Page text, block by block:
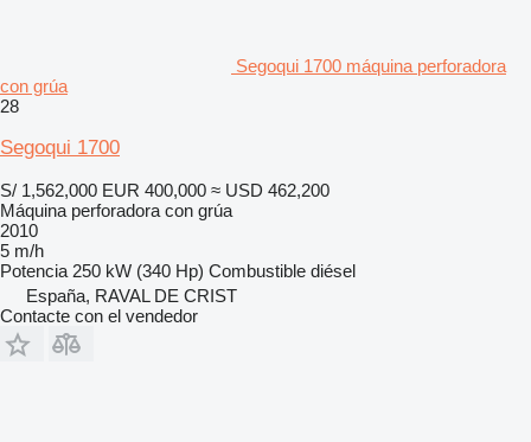
Segoqui 1700 máquina perforadora
con grúa
28
Segoqui 1700
S/ 1,562,000 EUR 400,000 ≈ USD 462,200
Máquina perforadora con grúa
2010
5 m/h
Potencia 250 kW (340 Hp) Combustible diésel
España, RAVAL DE CRIST
Contacte con el vendedor